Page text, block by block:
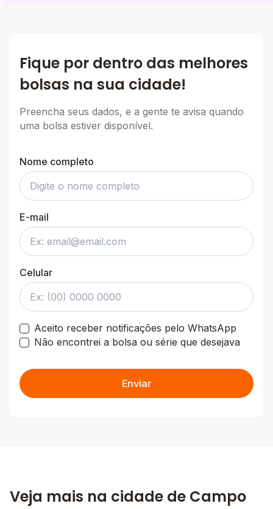
Fique por dentro das melhores
bolsas na sua cidade!
Preencha seus dados, e a gente te avisa quando
uma bolsa estiver disponível.
Nome completo
E-mail
Celular
Aceito receber notificações pelo WhatsApp
Não encontrei a bolsa ou série que desejava
Enviar
Veja mais na cidade de Campo